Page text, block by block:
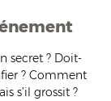
secret ? Doit-
? Comment
s’il grossit ?